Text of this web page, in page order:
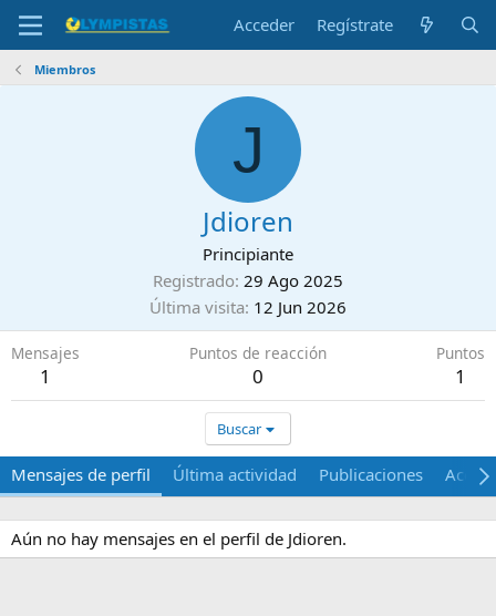
Acceder Regístrate
Miembros
J
Jdioren
Principiante
Registrado 29 Ago 2025
Última visita 12 Jun 2026
Mensajes
1
Puntos de reacción
0
Puntos
1
Buscar
Mensajes de perfil Última actividad Publicaciones Acerca
Aún no hay mensajes en el perfil de Jdioren.